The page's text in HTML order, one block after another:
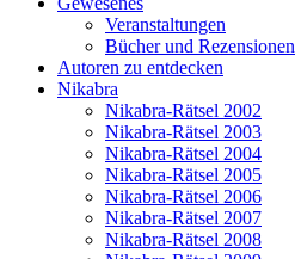
Veranstaltungen
Bücher und Rezensionen
Autoren zu entdecken
Nikabra
Nikabra-Rätsel 2002
Nikabra-Rätsel 2003
Nikabra-Rätsel 2004
Nikabra-Rätsel 2005
Nikabra-Rätsel 2006
Nikabra-Rätsel 2007
Nikabra-Rätsel 2008